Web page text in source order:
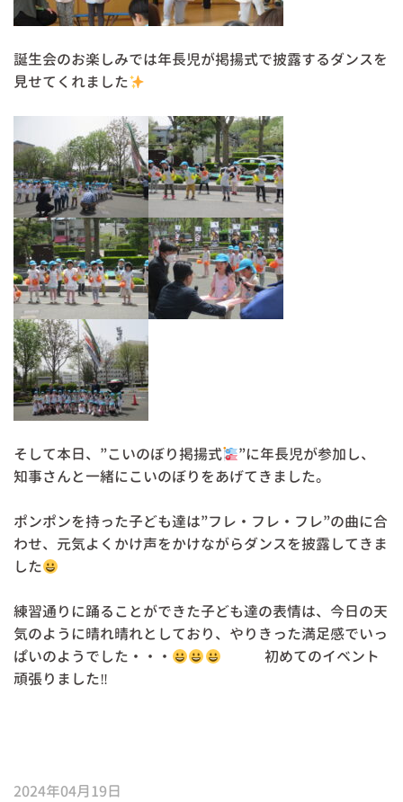
誕生会のお楽しみでは年長児が掲揚式で披露するダンスを
見せてくれました
そして本日、”こいのぼり掲揚式
”に年長児が参加し、
知事さんと一緒にこいのぼりをあげてきました。
ポンポンを持った子ども達は”フレ・フレ・フレ”の曲に合
わせ、元気よくかけ声をかけながらダンスを披露してきま
した
練習通りに踊ることができた子ども達の表情は、今日の天
気のように晴れ晴れとしており、やりきった満足感でいっ
ぱいのようでした・・・
初めてのイベント
頑張りました‼
2024年04月19日